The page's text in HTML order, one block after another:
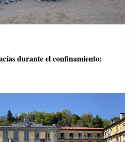
durante el confinamiento: